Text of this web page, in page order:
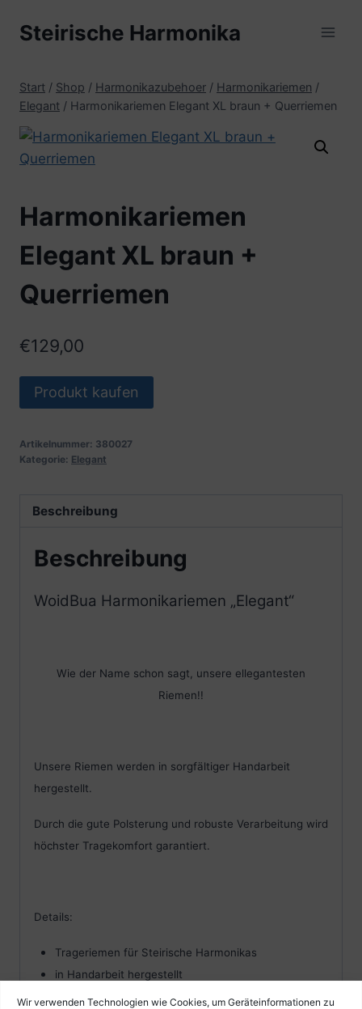
Wir verwenden Technologien wie Cookies, um Geräteinformationen zu
InhaltSteirische Harmonika
Start / Shop / Harmonikazubehoer / Harmonikariemen /
Elegant / Harmonikariemen Elegant XL braun + Querriemen
Harmonikariemen
Elegant XL braun +
Querriemen
€129,00
Produkt kaufen
Artikelnummer: 380027
Kategorie: Elegant
Beschreibung
Beschreibung
WoidBua Harmonikariemen „Elegant“
Wie der Name schon sagt, unsere ellegantesten
Riemen!!
Unsere Riemen werden in sorgfältiger Handarbeit
hergestellt.
Durch die gute Polsterung und robuste Verarbeitung wird
höchster Tragekomfort garantiert.
Details:
Trageriemen für Steirische Harmonikas
in Handarbeit hergestellt
ergonomische S-Form